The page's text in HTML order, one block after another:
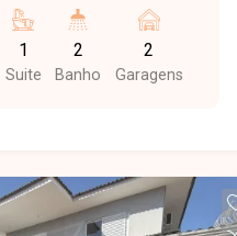
às principais avenidas da
conta com
escolas, farmácias,
Sala ampla e
3 quartos, sendo 1
1
Suite
2
Banho
2
Garagens